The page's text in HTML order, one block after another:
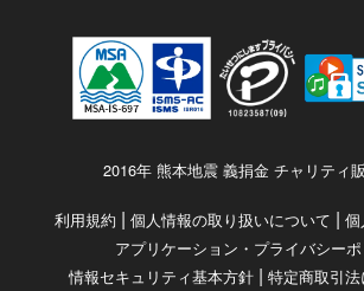
2016年 熊本地震 義捐金 チャリティ
利用規約 | 個人情報の取り扱いについて |
アプリケーション・プライバシー
情報セキュリティ基本方針 | 特定商取引